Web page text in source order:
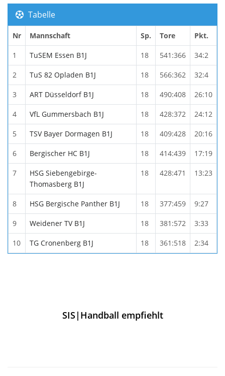
Tabelle
Nr Mannschaft Sp. Tore Pkt.
1 TuSEM Essen B1J 18 541:366 34:2
2 TuS 82 Opladen B1J 18 566:362 32:4
3 ART Düsseldorf B1J 18 490:408 26:10
4 VfL Gummersbach B1J 18 428:372 24:12
5 TSV Bayer Dormagen B1J 18 409:428 20:16
6 Bergischer HC B1J 18 414:439 17:19
7
HSG Siebengebirge-
Thomasberg B1J
18 428:471 13:23
8 HSG Bergische Panther B1J 18 377:459 9:27
9 Weidener TV B1J 18 381:572 3:33
10 TG Cronenberg B1J 18 361:518 2:34
SIS|Handball empfiehlt